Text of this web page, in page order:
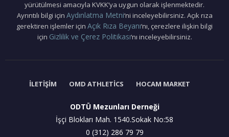
yürütülmesi amacıyla KVKK’ya uygun olarak işlenmektedir.
Ayrıntılı bilgi için Aydınlatma Metni‘ni inceleyebilirsiniz. Açık rıza
gerektiren işlemler için Açık Rıza Beyanı‘nı, çerezlere ilişkin bilgi
için Gizlilik ve Çerez Politikası‘nı inceleyebilirsiniz.
İLETIŞIM OMD ATHLETICS HOCAM MARKET
ODTÜ Mezunları Derneği
İşçi Blokları Mah. 1540.Sokak No:58
0 (312) 286 79 79